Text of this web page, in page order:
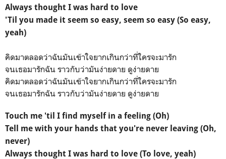
Always thought I was hard to love
'Til you made it seem so easy, seem so easy (So easy,
yeah)
คิดมาตลอดว่าฉันมันเข้าใจยากเกินกว่าที่ใครจะมารัก
จนเธอมารักฉัน ราวกับว่ามันง่ายดาย ดูง่ายดาย
คิดมาตลอดว่าฉันมันเข้าใจยากเกินกว่าที่ใครจะมารัก
จนเธอมารักฉัน ราวกับว่ามันง่ายดาย ดูง่ายดาย
Touch me 'til I find myself in a feeling (Oh)
Tell me with your hands that you're never leaving (Oh,
never)
Always thought I was hard to love (To love, yeah)